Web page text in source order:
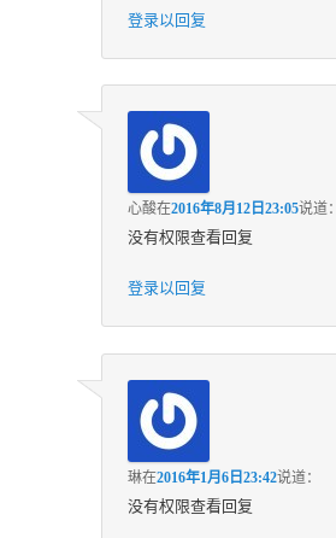
登录以回复
心酸在2016年8月12日23:05说道：
没有权限查看回复
登录以回复
琳在2016年1月6日23:42说道：
没有权限查看回复